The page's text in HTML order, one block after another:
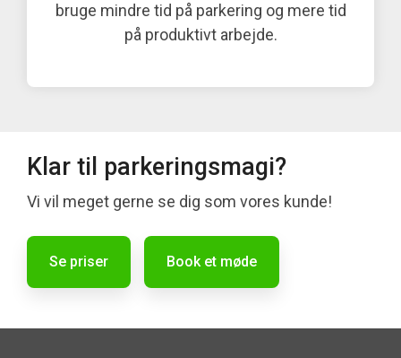
bruge mindre tid på parkering og mere tid
på produktivt arbejde.
Klar til parkeringsmagi?
Vi vil meget gerne se dig som vores kunde!
Se priser Book et møde